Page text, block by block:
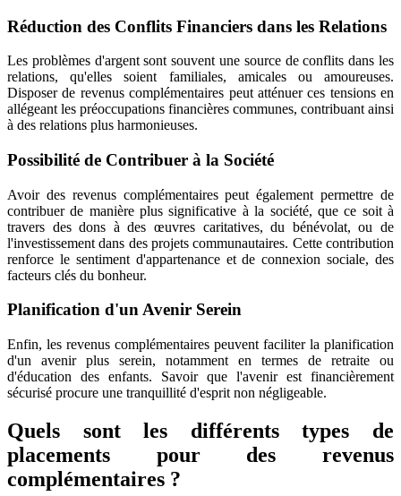
Réduction des Conflits Financiers dans les Relations
Les problèmes d'argent sont souvent une source de conflits dans les
relations, qu'elles soient familiales, amicales ou amoureuses.
Disposer de revenus complémentaires peut atténuer ces tensions en
allégeant les préoccupations financières communes, contribuant ainsi
à des relations plus harmonieuses.
Possibilité de Contribuer à la Société
Avoir des revenus complémentaires peut également permettre de
contribuer de manière plus significative à la société, que ce soit à
travers des dons à des œuvres caritatives, du bénévolat, ou de
l'investissement dans des projets communautaires. Cette contribution
renforce le sentiment d'appartenance et de connexion sociale, des
facteurs clés du bonheur.
Planification d'un Avenir Serein
Enfin, les revenus complémentaires peuvent faciliter la planification
d'un avenir plus serein, notamment en termes de retraite ou
d'éducation des enfants. Savoir que l'avenir est financièrement
sécurisé procure une tranquillité d'esprit non négligeable.
Quels sont les différents types de
placements pour des revenus
complémentaires ?